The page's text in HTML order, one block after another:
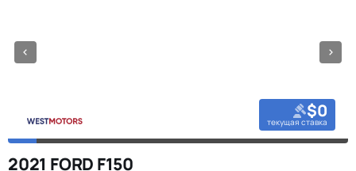
$0
текущая ставка
2021 FORD F150